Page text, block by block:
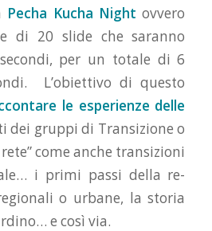
Pecha Kucha Night ovvero
di 20 slide che saranno
per un totale di 6
L’obiettivo di questo
le esperienze delle
dei gruppi di Transizione o
come anche transizioni
i primi passi della re-
o urbane, la storia
e così via.